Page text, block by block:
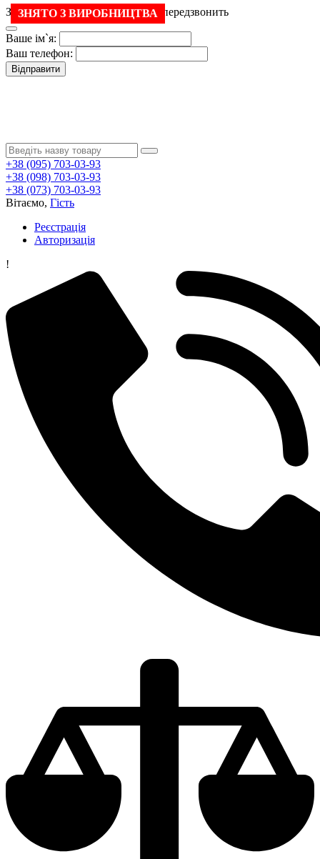
Залиште свій номер і менеджер передзвонить
Ваше ім`я:
Ваш телефон:
Відправити
+38 (095) 703-03-93
+38 (098) 703-03-93
+38 (073) 703-03-93
Вітаємо, Гість
Реєстрація
Авторизація
!
ЗНЯТО З ВИРОБНИЦТВА